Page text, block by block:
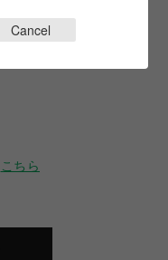
こちら
Cancel